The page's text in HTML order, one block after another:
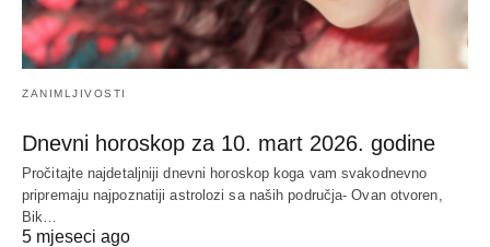
ZANIMLJIVOSTI
Dnevni horoskop za 10. mart 2026. godine
Pročitajte najdetaljniji dnevni horoskop koga vam svakodnevno
pripremaju najpoznatiji astrolozi sa naših područja- Ovan otvoren,
Bik…
5 mjeseci ago